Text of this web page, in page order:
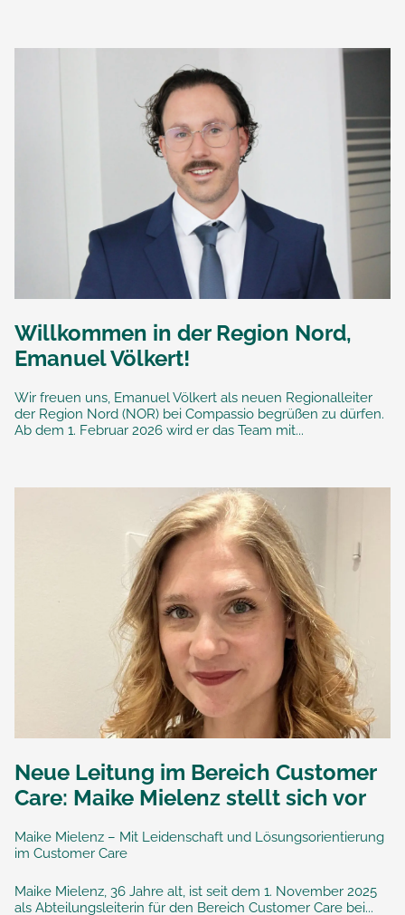
Willkommen in der Region Nord,
Emanuel Völkert!
Wir freuen uns, Emanuel Völkert als neuen Regionalleiter
der Region Nord (NOR) bei Compassio begrüßen zu dürfen.
Ab dem 1. Februar 2026 wird er das Team mit...
Neue Leitung im Bereich Customer
Care: Maike Mielenz stellt sich vor
Maike Mielenz – Mit Leidenschaft und Lösungsorientierung
im Customer Care
Maike Mielenz, 36 Jahre alt, ist seit dem 1. November 2025
als Abteilungsleiterin für den Bereich Customer Care bei...